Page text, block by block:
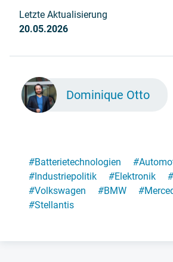
Letzte Aktualisierung
20.05.2026
Dominique Otto
#Batterietechnologien #
#Industriepolitik #Elektronik #
#Volkswagen #BMW #
#Stellantis